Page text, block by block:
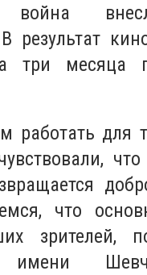
война
результат
три месяца
работать для
что
зрителей,
имени